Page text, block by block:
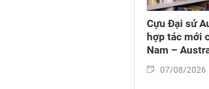
Cựu Đại sứ
hợp tác mới
Nam –
07/08/2026